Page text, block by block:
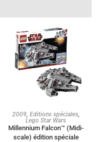
AJOUTER AU PANIER
2009, Editions spéciales,
Lego Star Wars
Millennium Falcon™ (Midi-
scale) édition spéciale